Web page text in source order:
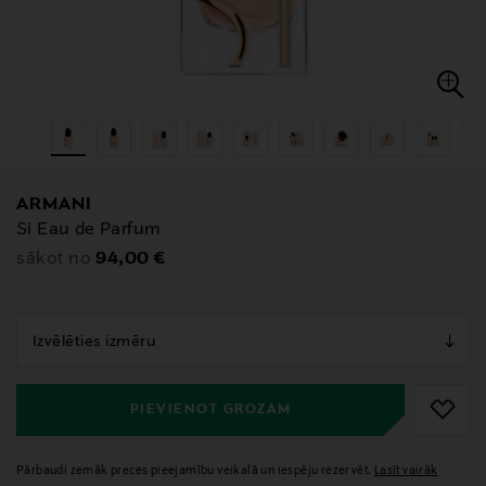
ARMANI
Si Eau de Parfum
sākot no Original Price
94,00 €
PIEVIENOT GROZAM
Pārbaudi zemāk preces pieejamību veikalā un iespēju rezervēt. Lasīt vairāk